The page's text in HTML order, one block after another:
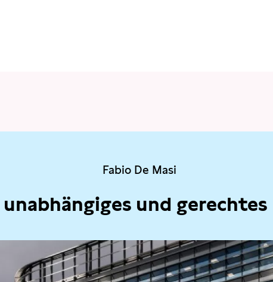
Fabio De Masi
und gerechtes